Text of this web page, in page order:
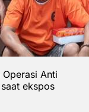
Anti
ekspos